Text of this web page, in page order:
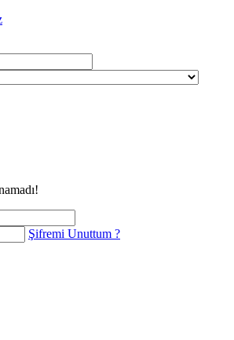
Şifremi Unuttum ?